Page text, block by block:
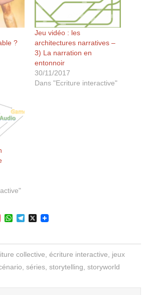
?
Jeu vidéo : les
architectures narratives –
3) La narration en
entonnoir
30/11/2017
Dans "Ecriture interactive"
P
k
e
t
W
t
A
p
T
e
g
r
a
X
collective écriture interactive
jeux
,séries ,storytelling ,storyworld